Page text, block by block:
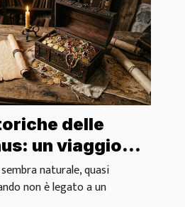
delle
un viaggio
naturale, quasi
non è legato a un